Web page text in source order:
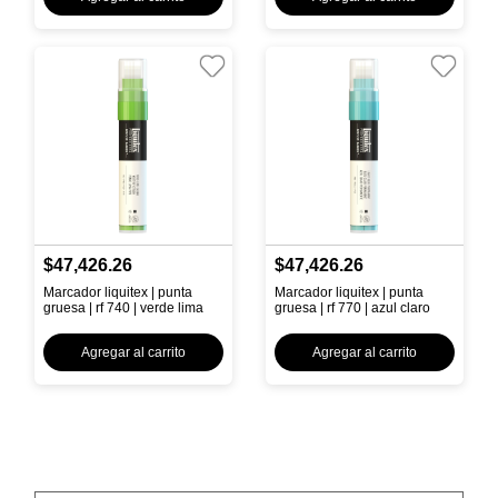
$47,426.26
Marcador liquitex | punta
gruesa | rf 740 | verde lima
Agregar al carrito
$47,426.26
Marcador liquitex | punta
gruesa | rf 770 | azul claro
Agregar al carrito